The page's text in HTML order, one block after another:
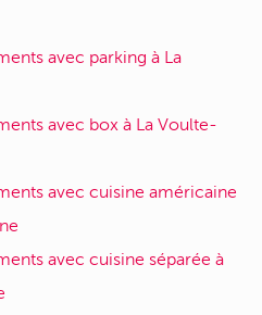
avec parking à La
avec box à La Voulte-
avec cuisine américaine
avec cuisine séparée à